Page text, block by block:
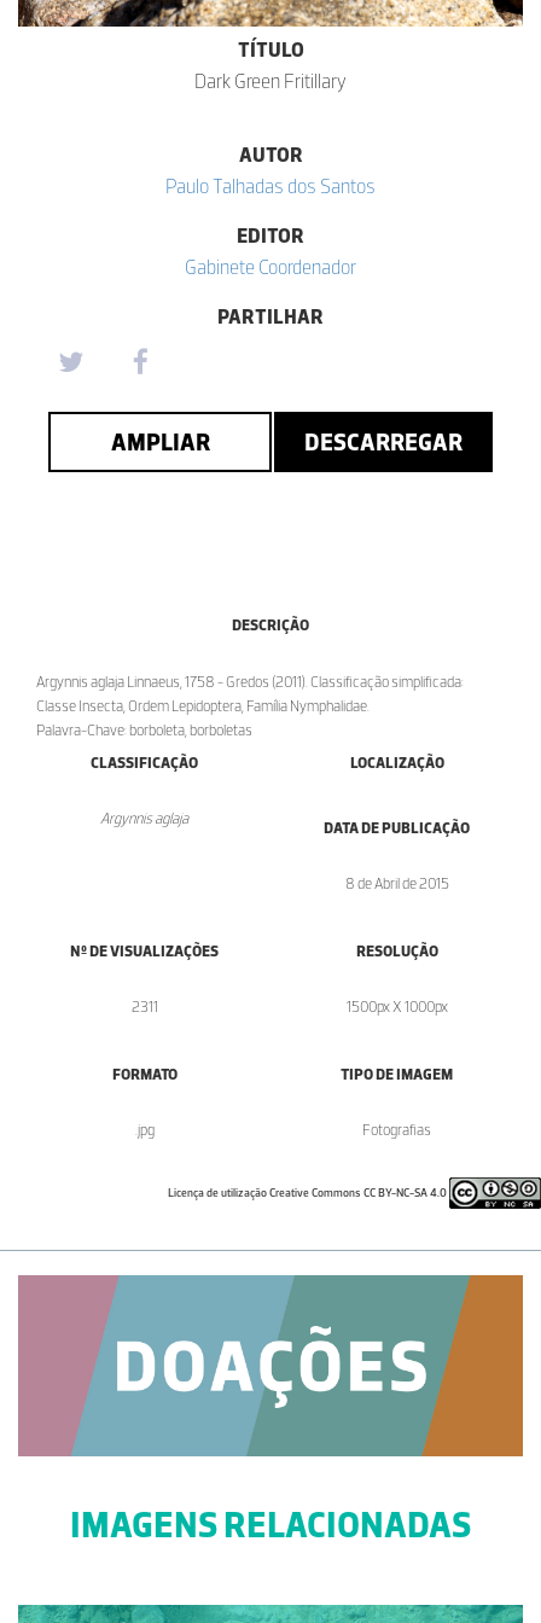
TÍTULO
Dark Green Fritillary
AUTOR
Paulo Talhadas dos Santos
EDITOR
Gabinete Coordenador
PARTILHAR
AMPLIAR DESCARREGAR
DESCRIÇÃO
Argynnis aglaja Linnaeus, 1758 - Gredos (2011). Classificação simplificada:
Classe Insecta, Ordem Lepidoptera, Família Nymphalidae.
Palavra-Chave: borboleta, borboletas
CLASSIFICAÇÃO
Argynnis aglaja
LOCALIZAÇÃO
DATA DE PUBLICAÇÃO
8 de Abril de 2015
Nº DE VISUALIZAÇÕES
2311
RESOLUÇÃO
1500px X 1000px
FORMATO
.jpg
TIPO DE IMAGEM
Fotografias
Licença de utilização Creative Commons CC BY-NC-SA 4.0
IMAGENS RELACIONADAS